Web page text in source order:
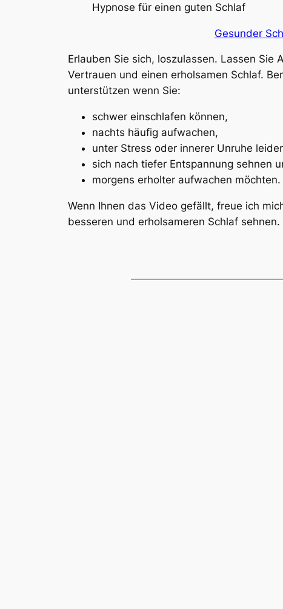
Hypnose für einen guten Schlaf
Gesunder
Erlauben Sie sich, loszulassen. Lassen Sie
Vertrauen und einen erholsamen Schlaf.
unterstützen wenn Sie:
schwer einschlafen können,
nachts häufig aufwachen,
unter Stress oder innerer Unruhe
sich nach tiefer Entspannung sehnen
morgens erholter aufwachen möchten.
Wenn Ihnen das Video gefällt, freue ich
besseren und erholsameren Schlaf